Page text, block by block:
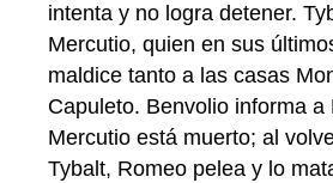
intenta y no logra detener.
Mercutio, quien en sus
maldice tanto a las casas
Capuleto. Benvolio informa a
Mercutio está muerto; al
Tybalt, Romeo pelea y lo